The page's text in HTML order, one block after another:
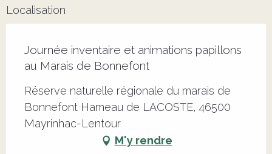
Localisation
Journée inventaire et animations papillons
au Marais de Bonnefont
Réserve naturelle régionale du marais de
Bonnefont Hameau de LACOSTE, 46500
Mayrinhac-Lentour
M'y rendre